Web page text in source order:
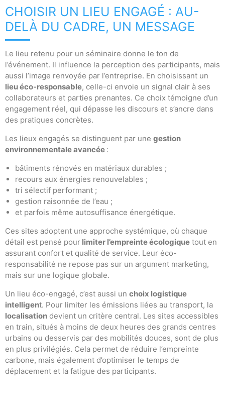
CHOISIR UN LIEU ENGAGÉ : AU-
DELÀ DU CADRE, UN MESSAGE
Le lieu retenu pour un séminaire donne le ton de
l’événement. Il influence la perception des participants, mais
aussi l’image renvoyée par l’entreprise. En choisissant un
lieu éco-responsable, celle-ci envoie un signal clair à ses
collaborateurs et parties prenantes. Ce choix témoigne d’un
engagement réel, qui dépasse les discours et s’ancre dans
des pratiques concrètes.
Les lieux engagés se distinguent par une gestion
environnementale avancée :
bâtiments rénovés en matériaux durables ;
recours aux énergies renouvelables ;
tri sélectif performant ;
gestion raisonnée de l’eau ;
et parfois même autosuffisance énergétique.
Ces sites adoptent une approche systémique, où chaque
détail est pensé pour limiter l’empreinte écologique tout en
assurant confort et qualité de service. Leur éco-
responsabilité ne repose pas sur un argument marketing,
mais sur une logique globale.
Un lieu éco-engagé, c’est aussi un choix logistique
intelligent. Pour limiter les émissions liées au transport, la
localisation devient un critère central. Les sites accessibles
en train, situés à moins de deux heures des grands centres
urbains ou desservis par des mobilités douces, sont de plus
en plus privilégiés. Cela permet de réduire l’empreinte
carbone, mais également d’optimiser le temps de
déplacement et la fatigue des participants.